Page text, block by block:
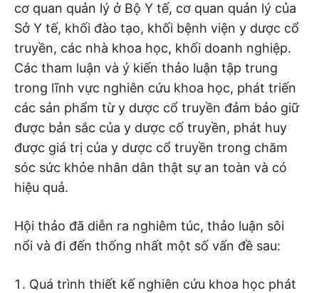
cơ quan quản lý ở Bộ Y tế, cơ quan quản lý của
Sở Y tế, khối đào tạo, khối bệnh viện y dược cổ
truyền, các nhà khoa học, khối doanh nghiệp.
Các tham luận và ý kiến thảo luận tập trung
trong lĩnh vực nghiên cứu khoa học, phát triến
các sản phẩm từ y dược cổ truyền đảm bảo giữ
được bản sắc của y dược cố truyền, phát huy
được giá trị của y dược cổ truyền trong chăm
sóc sức khỏe nhân dân thật sự an toàn và có
hiệu quả.
Hội thảo đã diễn ra nghiêm túc, thảo luận sôi
nổi và đi đến thống nhất một số vấn đề sau:
Quá trình thiết kế nghiên cứu khoa học phát